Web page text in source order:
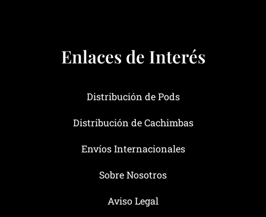
Enlaces de Interés
Distribución de Pods
Distribución de Cachimbas
Envíos Internacionales
Sobre Nosotros
Aviso Legal